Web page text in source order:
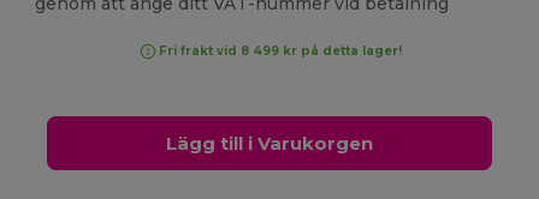
Fri frakt vid 8 499 kr på detta lager!
Lägg till i Varukorgen